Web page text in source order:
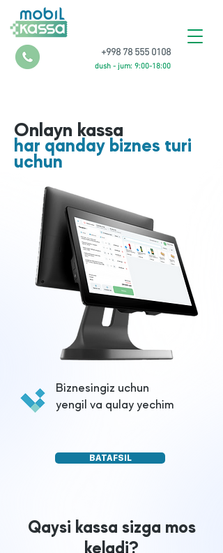
+998 78 555 0108
dush - jum: 9:00-18:00
Onlayn kassa
har qanday biznes turi
uchun
Biznesingiz uchun
yengil va qulay yechim
BATAFSIL
Qaysi kassa sizga mos
keladi?